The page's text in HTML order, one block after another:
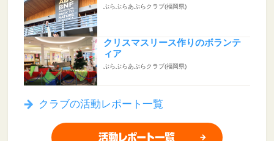
ぶらぶらあぶらクラブ(福岡県)
クリスマスリース作りのボランテ
ィア
ぶらぶらあぶらクラブ(福岡県)
クラブの活動レポート一覧